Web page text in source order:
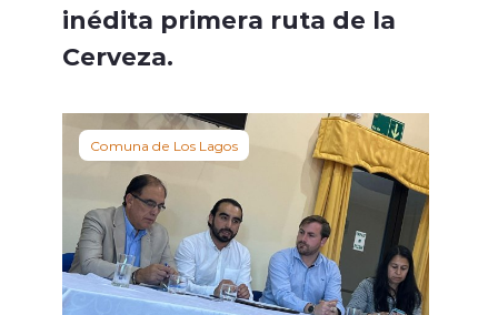
inédita primera ruta de la
Cerveza.
Comuna de Los Lagos